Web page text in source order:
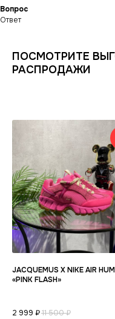
Вопрос
Ответ
ПОСМОТРИТЕ
РАСПРОДАЖИ
JACQUEMUS X NIKE AIR
«PINK FLASH»
2 999 ₽11 500₽
Оплата и
Распродажа